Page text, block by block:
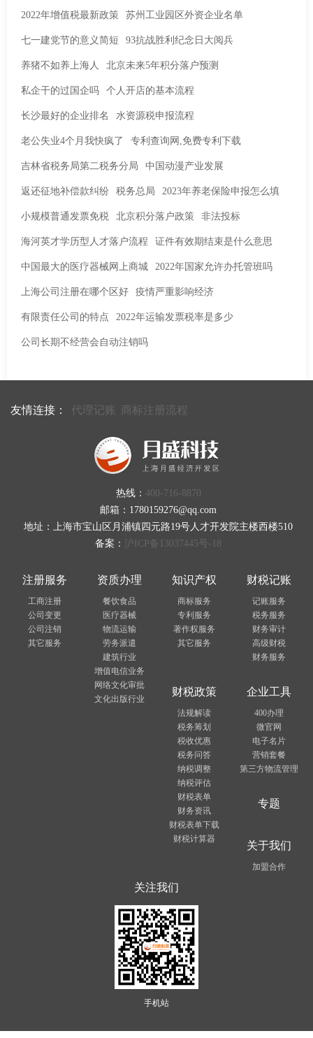
2022年增值税最新政策 苏州工业园区外资企业名单
七一建党节的意义简短 93抗战胜利纪念日大阅兵
养猪不如养上海人 北京未来5年积分落户预测
私企干的过国企吗 个人开店的基本流程
长沙最好的企业排名 水资源税申报流程
老公失业4个月我快疯了 专利查询网,免费专利下载
吉林省税务局第二税务分局 中国动漫产业发展
返还征地补偿款纠纷 税务总局 2023年养老保险申报怎么填
小规模普通发票免税 北京积分落户政策 非法投标
海河英才学历型人才落户流程 证件有效期结束是什么意思
中国最大的医疗器械网上商城 2022年国家允许办托管班吗
上海公司注册在哪个区好 疫情严重影响经济
有限责任公司的特点 2022年运输发票税率是多少
公司长期不经营会自动注销吗
友情连接： 代理记账 商标注册流程
热线： 400-716-8870
邮箱：1780159276@qq.com
地址：上海市宝山区月浦镇四元路19号人才开发院主楼西楼510
备案： 沪ICP备13037445号-18
注册服务
工商注册
公司变更
公司注销
其它服务
资质办理
餐饮食品
医疗器械
物流运输
劳务派遣
建筑行业
增值电信业务
网络文化审批
文化出版行业
知识产权
商标服务
专利服务
著作权服务
其它服务
财税记账
记账服务
税务服务
财务审计
高级财税
财务服务
财税政策
法规解读
税务筹划
税收优惠
税务问答
纳税调整
纳税评估
财税表单
财务资讯
财税表单下载
财税计算器
企业工具
400办理
微官网
电子名片
营销套餐
第三方物流管理
专题
关于我们
加盟合作
关注我们
手机站